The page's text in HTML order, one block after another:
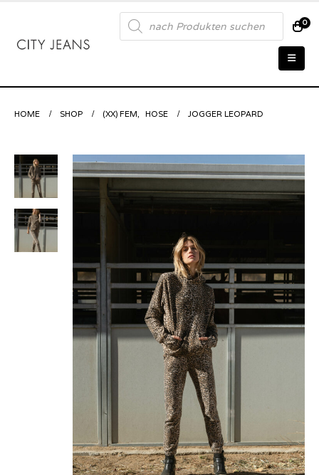
Products
search 0
HOME SHOP (XX) FEM, HOSE JOGGER LEOPARD